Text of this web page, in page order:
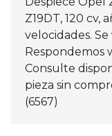
Z19DT, 120 cv,
velocidades.
Respondemos
Consulte
pieza sin
(6567)